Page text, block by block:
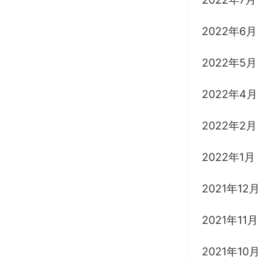
2022年6月
2022年5月
2022年4月
2022年2月
2022年1月
2021年12月
2021年11月
2021年10月